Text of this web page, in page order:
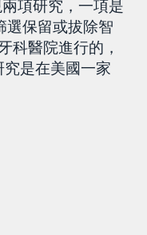
項研究，一項是
選保留或拔除智
科醫院進行的，
是在美國一家